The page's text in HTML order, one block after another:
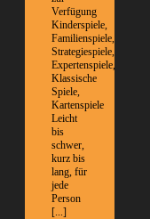
Verfügung
Kinderspiele,
Familienspiele,
Strategiespiele,
Expertenspiele,
Klassische
Spiele,
Kartenspiele
Leicht
bis
schwer,
kurz bis
lang, für
jede
Person
[...]